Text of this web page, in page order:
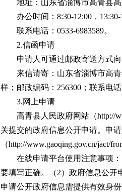
地址：山东省淄博市高青县高
办公时间：8:30-12:00，13:30-
联系电话：0533-6983589。
2.信函申请
申请人可通过邮政寄送方式
来信请寄：山东省淄博市高
样；邮政编码：256300；联系电话
3.网上申请
高青县人民政府网站（http://
关提交的政府信息公开申请。申
（http://www.gaoqing.gov.cn/jact/
在线申请平台使用注意事项
要填写正确。（2）政府信息公开
申请公开政府信息需提供有效身份